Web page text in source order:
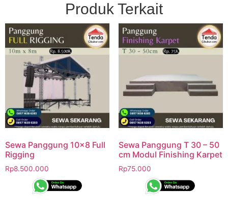
Produk Terkait
Sewa Panggung 10×8 Full
Rigging
Rp8.500.000
Sewa Panggung T 30 – 50
cm Modul Finishing Karpet
Rp75.000